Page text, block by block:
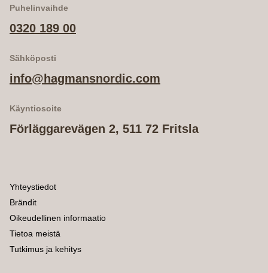
Puhelinvaihde
0320 189 00
Sähköposti
info@hagmansnordic.com
Käyntiosoite
Förläggarevägen 2, 511 72 Fritsla
Yhteystiedot
Brändit
Oikeudellinen informaatio
Tietoa meistä
Tutkimus ja kehitys